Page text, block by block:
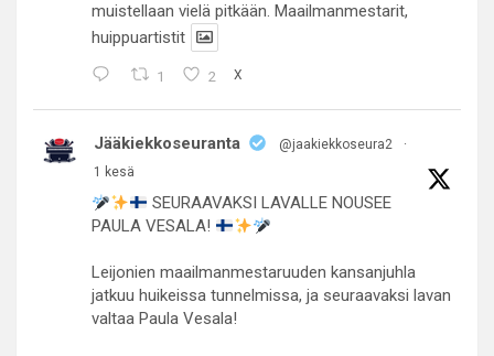
muistellaan vielä pitkään. Maailmanmestarit,
huippuartistit
1 2 X
Jääkiekkoseuranta @jaakiekkoseura2
·
1 kesä
SEURAAVAKSI LAVALLE NOUSEE
PAULA VESALA!
Leijonien maailmanmestaruuden kansanjuhla
jatkuu huikeissa tunnelmissa, ja seuraavaksi lavan
valtaa Paula Vesala!